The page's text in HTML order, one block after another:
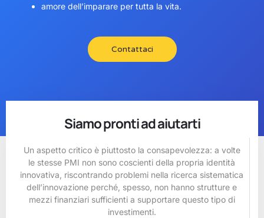
amore dell’imparare per tutta la vita.
Contattaci
Siamo pronti ad aiutarti
Un aspetto critico è piuttosto la consapevolezza: a volte
le stesse PMI non sono coscienti della propria identità
innovativa, riscontrando problemi nella ricerca sistematica
dell’innovazione perché, spesso, non hanno strutture e
mezzi finanziari sufficienti a supportare questo tipo di
investimenti.